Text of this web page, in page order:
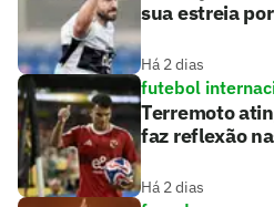
sua estreia
Há 2 dias
futebol
Terremoto
faz reflexão
Há 2 dias